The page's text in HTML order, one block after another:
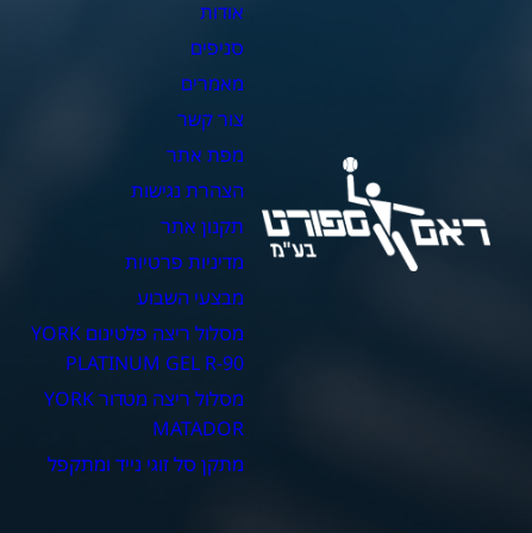
אודות
סניפים
מאמרים
צור קשר
מפת אתר
הצהרת נגישות
תקנון אתר
מדיניות פרטיות
מבצעי השבוע
מסלול ריצה פלטינום YORK
PLATINUM GEL R-90
מסלול ריצה מטדור YORK
MATADOR
מתקן סל זוגי נייד ומתקפל